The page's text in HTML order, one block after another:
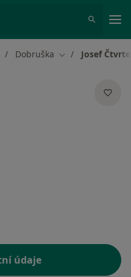
Dobruška Změna města
Josef
údaje